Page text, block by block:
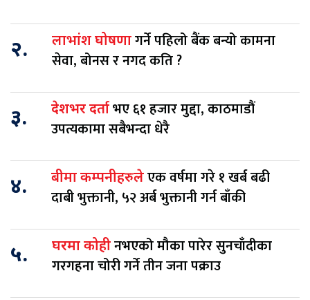
२. लाभांश घोषणागर्ने पहिलो बैंक बन्यो कामना
सेवा, बोनस र नगद कति ?
३. देशभर दर्ताभए ६१ हजार मुद्दा, काठमाडौं
उपत्यकामा सबैभन्दा धेरै
४. बीमा कम्पनीहरुलेएक वर्षमा गरे १ खर्ब बढी
दाबी भुक्तानी, ५२ अर्ब भुक्तानी गर्न बाँकी
५. घरमा कोहीनभएको मौका पारेर सुनचाँदीका
गरगहना चोरी गर्ने तीन जना पक्राउ